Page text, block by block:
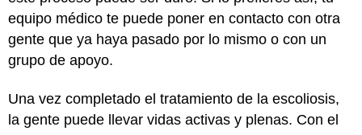
equipo médico te puede poner en contacto con otra
gente que ya haya pasado por lo mismo o con un
grupo de apoyo.
Una vez completado el tratamiento de la escoliosis,
la gente puede llevar vidas activas y plenas. Con el